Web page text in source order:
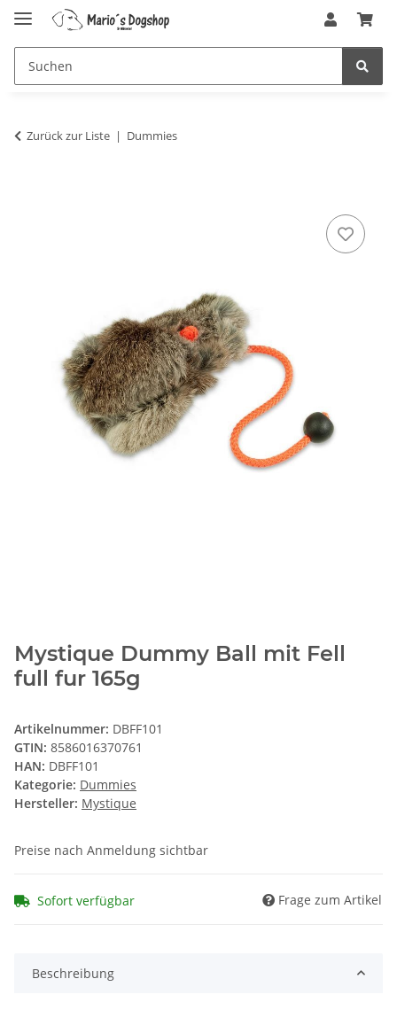
Zurück zur Liste Dummies
Mystique Dummy Ball mit Fell
full fur 165g
Artikelnummer: DBFF101
GTIN: 8586016370761
HAN: DBFF101
Kategorie: Dummies
Hersteller: Mystique
Preise nach Anmeldung sichtbar
Sofort verfügbar Frage zum Artikel
Beschreibung